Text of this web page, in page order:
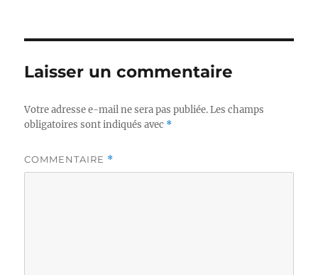
Laisser un commentaire
Votre adresse e-mail ne sera pas publiée. Les champs
obligatoires sont indiqués avec *
COMMENTAIRE *